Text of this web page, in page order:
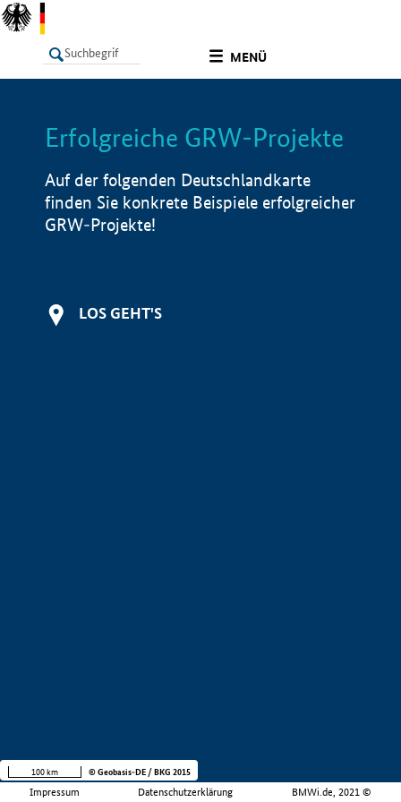
MENÜ
LISTE Info
Erfolgreiche GRW-Projekte
Auf der folgenden Deutschlandkarte
finden Sie konkrete Beispiele erfolgreicher
GRW-Projekte!
LOS GEHT'S
Impressum Datenschutzerklärung BMWi.de, 2021 ©
100 km © Geobasis-DE / BKG 2015